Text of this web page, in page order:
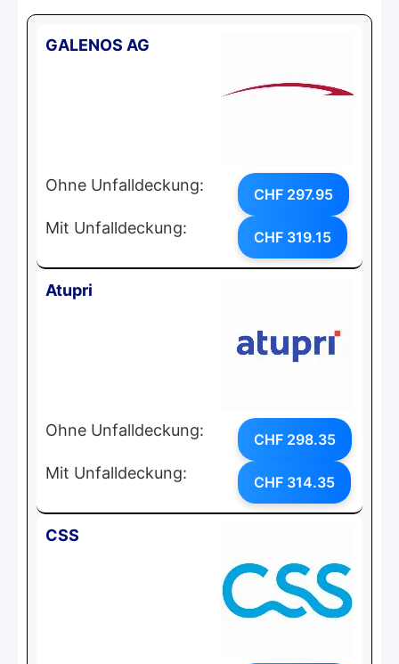
GALENOS AG
Ohne Unfalldeckung: CHF 297.95
Mit Unfalldeckung: CHF 319.15
Atupri
Ohne Unfalldeckung: CHF 298.35
Mit Unfalldeckung: CHF 314.35
CSS